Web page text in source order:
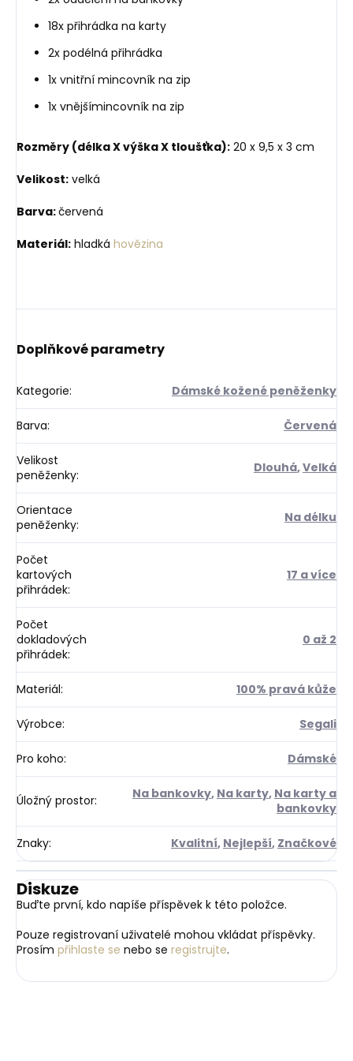
18x přihrádka na karty
2x podélná přihrádka
1x vnitřní mincovník na zip
1x vnějšímincovník na zip
Rozměry (délka X výška X tloušťka): 20 x 9,5 x 3 cm
Velikost: velká
Barva:červená
Materiál: hladká hovězina
Doplňkové parametry
Kategorie: Dámské kožené peněženky
Barva: Červená
Velikost
peněženky: Dlouhá,Velká
Orientace
peněženky: Na délku
Počet
kartových
přihrádek:
17 a více
Počet
dokladových
přihrádek:
0 až 2
Materiál: 100% pravá kůže
Výrobce: Segali
Pro koho: Dámské
Úložný prostor: Na bankovky, Na karty, Na karty a
bankovky
Znaky: Kvalitní, Nejlepší, Značkové
Diskuze
Buďte první, kdo napíše příspěvek k této položce.
Pouze registrovaní uživatelé mohou vkládat příspěvky.
Prosím přihlaste se nebo se registrujte.